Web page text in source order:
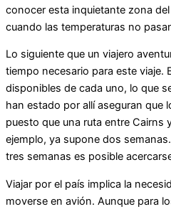
conocer esta inquietante zona
cuando las temperaturas no
Lo siguiente que un viajero
tiempo necesario para este viaje.
disponibles de cada uno, lo que
han estado por allí aseguran que
puesto que una ruta entre Cairns
ejemplo, ya supone dos
tres semanas es posible
Viajar por el país implica la
moverse en avión. Aunque para